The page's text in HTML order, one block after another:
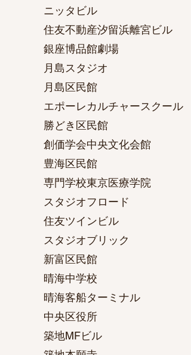
ニッタビル
住友不動産汐留浜離宮ビル
銀座博品館劇場
月島スタジオ
月島区民館
エポーレカルチャースクール
勝どき区民館
創価学会中央文化会館
豊海区民館
専門学校東京医療学院
スタジオフロード
住友ツインビル
スタジオブリック
新富区民館
晴海中学校
晴海客船ターミナル
中央区役所
築地MFビル